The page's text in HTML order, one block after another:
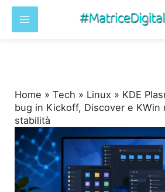
Home »Tech » Linux » KDE
bug in Kickoff, Discover e KWin
stabilità